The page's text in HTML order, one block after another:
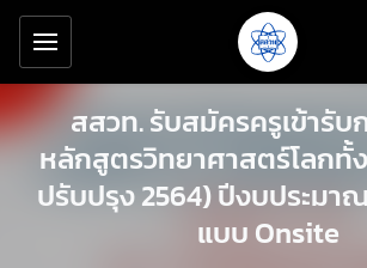
ข้ามไปยังเนื้อหาหลัก
เครื่องมือช่วยเหลือ
สสวท. รับสมัครครูเข้ารับ
หลักสูตรวิทยาศาสตร์โลกทั้
ปรับปรุง 2564) ปีงบประมา
แบบ Onsite